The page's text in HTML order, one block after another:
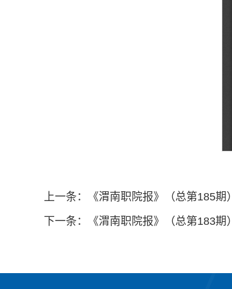
上一条：
《渭南职院报》（总第185期）
下一条：
《渭南职院报》（总第183期）